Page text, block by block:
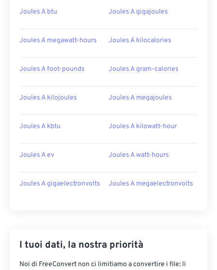
Joules A btu Joules A gigajoules
Joules A megawatt-hours Joules A kilocalories
Joules A foot-pounds Joules A gram-calories
Joules A kilojoules Joules A megajoules
Joules A kbtu Joules A kilowatt-hour
Joules A ev Joules A watt-hours
Joules A gigaelectronvolts Joules A megaelectronvolts
I tuoi dati, la nostra priorità
Noi di FreeConvert non ci limitiamo a convertire i file: li